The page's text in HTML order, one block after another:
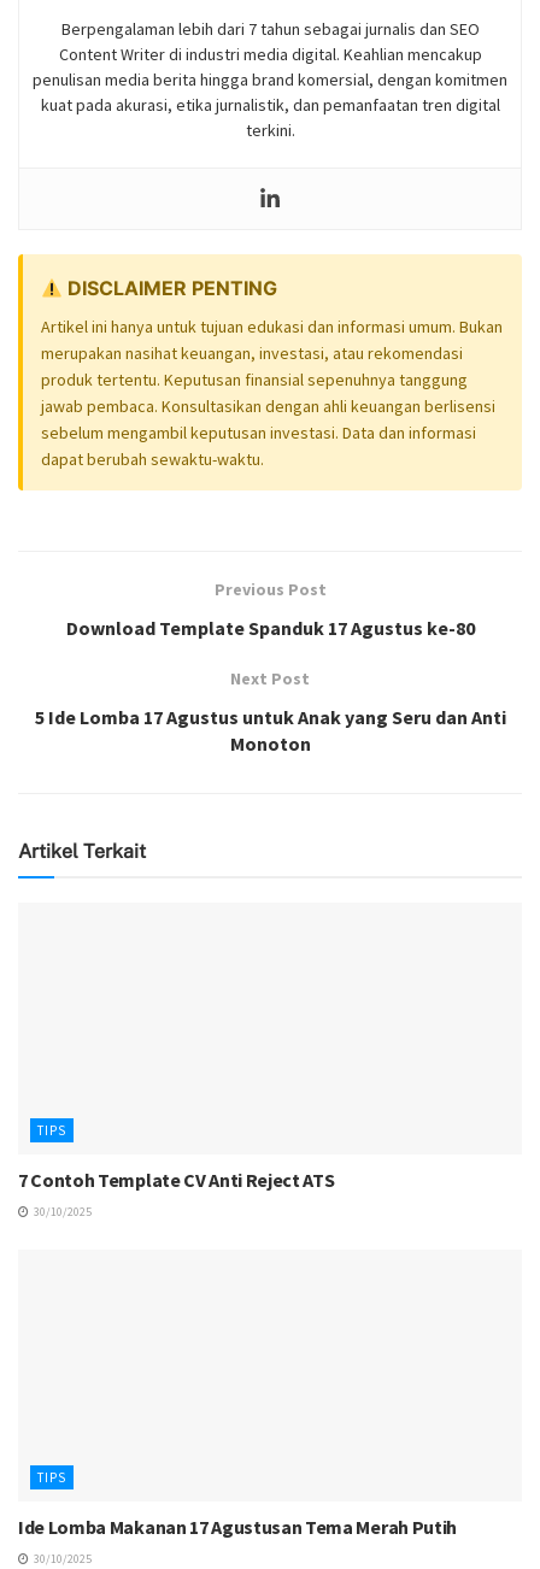
Berpengalaman lebih dari 7 tahun sebagai jurnalis dan SEO
Content Writer di industri media digital. Keahlian mencakup
penulisan media berita hingga brand komersial, dengan komitmen
kuat pada akurasi, etika jurnalistik, dan pemanfaatan tren digital
terkini.
DISCLAIMER PENTING
Artikel ini hanya untuk tujuan edukasi dan informasi umum. Bukan
merupakan nasihat keuangan, investasi, atau rekomendasi
produk tertentu. Keputusan finansial sepenuhnya tanggung
jawab pembaca. Konsultasikan dengan ahli keuangan berlisensi
sebelum mengambil keputusan investasi. Data dan informasi
dapat berubah sewaktu-waktu.
Previous Post
Download Template Spanduk 17 Agustus ke-80
Next Post
5 Ide Lomba 17 Agustus untuk Anak yang Seru dan Anti
Monoton
Artikel Terkait
TIPS
7 Contoh Template CV Anti Reject ATS
30/10/2025
TIPS
Ide Lomba Makanan 17 Agustusan Tema Merah Putih
30/10/2025